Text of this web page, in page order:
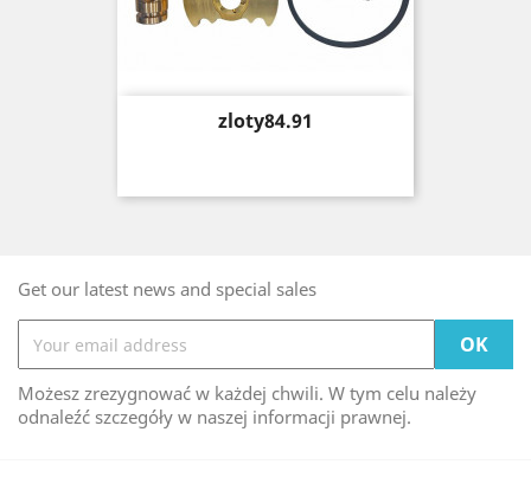
Price
zloty84.91
Get our latest news and special sales
Możesz zrezygnować w każdej chwili. W tym celu należy
odnaleźć szczegóły w naszej informacji prawnej.